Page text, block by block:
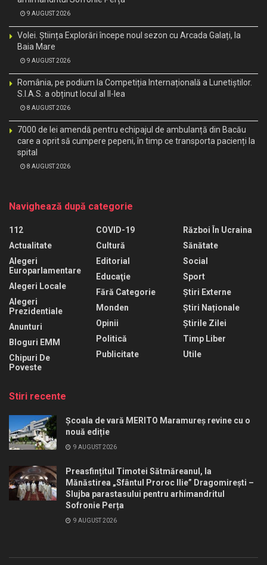
9 AUGUST 2026
Volei. Știința Explorări începe noul sezon cu Arcada Galați, la
Baia Mare
9 AUGUST 2026
România, pe podium la Competiția Internațională a Lunetiștilor.
S.I.A.S. a obținut locul al II-lea
8 AUGUST 2026
7000 de lei amendă pentru echipajul de ambulanță din Bacău
care a oprit să cumpere pepeni, în timp ce transporta pacienți la
spital
8 AUGUST 2026
Navighează după categorie
112
Actualitate
Alegeri
Europarlamentare
Alegeri Locale
Alegeri
Prezidentiale
Anunturi
Bloguri EMM
Chipuri De
Poveste
COVID-19
Cultură
Editorial
Educaţie
Fără Categorie
Monden
Opinii
Politică
Publicitate
Război În Ucraina
Sănătate
Social
Sport
Știri Externe
Știri Naționale
Știrile Zilei
Timp Liber
Utile
Stiri recente
Școala de vară MERITO Maramureș revine cu o
nouă ediție
9 AUGUST 2026
Preasfințitul Timotei Sătmăreanul, la
Mănăstirea „Sfântul Proroc Ilie” Dragomirești –
Slujba parastasului pentru arhimandritul
Sofronie Perța
9 AUGUST 2026